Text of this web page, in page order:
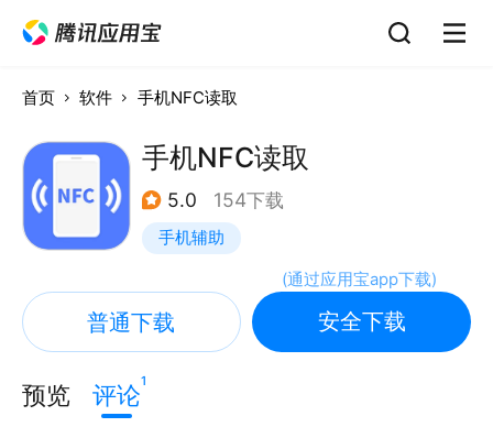
首页 软件 手机NFC读取
手机NFC读取
5.0 154下载
手机辅助
(通过应用宝app下载)
普通下载 安全下载
预览 评论1